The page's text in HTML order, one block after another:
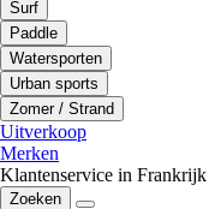
Surf
Paddle
Watersporten
Urban sports
Zomer / Strand
Uitverkoop
Merken
Klantenservice in Frankrijk
Zoeken